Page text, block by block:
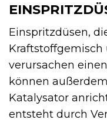
Einspritzdüsen,
verursachen
können
Katalysator
entsteht durch